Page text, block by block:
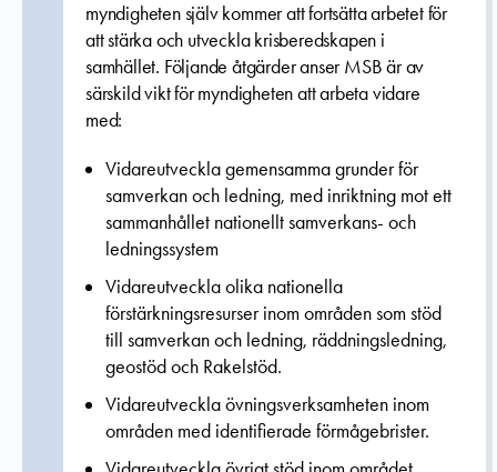
myndigheten själv kommer att fortsätta arbetet för
att stärka och utveckla krisberedskapen i
samhället. Följande åtgärder anser MSB är av
särskild vikt för myndigheten att arbeta vidare
med:
Vidareutveckla gemensamma grunder för
samverkan och ledning, med inriktning mot ett
sammanhållet nationellt samverkans- och
ledningssystem
Vidareutveckla olika nationella
förstärkningsresurser inom områden som stöd
till samverkan och ledning, räddningsledning,
geostöd och Rakelstöd.
Vidareutveckla övningsverksamheten inom
områden med identifierade förmågebrister.